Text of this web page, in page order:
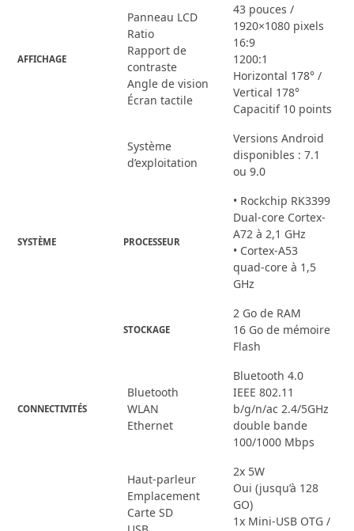
AFFICHAGE
Panneau LCD
Ratio
Rapport de
contraste
Angle de vision
Écran tactile
43 pouces /
1920×1080 pixels
16:9
1200:1
Horizontal 178° /
Vertical 178°
Capacitif 10 points
SYSTÈME
Système
d’exploitation
Versions Android
disponibles : 7.1
ou 9.0
PROCESSEUR
• Rockchip RK3399
Dual-core Cortex-
A72 à 2,1 GHz
• Cortex-A53
quad-core à 1,5
GHz
STOCKAGE
2 Go de RAM
16 Go de mémoire
Flash
CONNECTIVITÉS
Bluetooth
WLAN
Ethernet
Bluetooth 4.0
IEEE 802.11
b/g/n/ac 2.4/5GHz
double bande
100/1000 Mbps
Haut-parleur
Emplacement
Carte SD
2x 5W
Oui (jusqu’à 128
GO)
1x Mini-USB OTG /